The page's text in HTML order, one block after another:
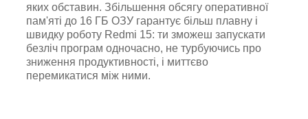
яких обставин. Збільшення обсягу оперативної
пам'яті до 16 ГБ ОЗУ гарантує більш плавну і
швидку роботу Redmi 15: ти зможеш запускати
безліч програм одночасно, не турбуючись про
зниження продуктивності, і миттєво
перемикатися між ними.